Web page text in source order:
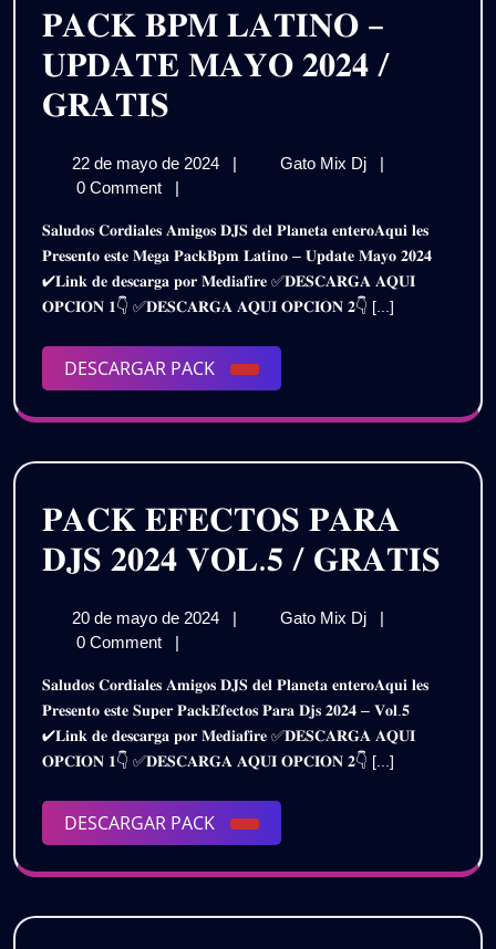
𝐏𝐀𝐂𝐊 𝐁𝐏𝐌 𝐋𝐀𝐓𝐈𝐍𝐎 –
𝐔𝐏𝐃𝐀𝐓𝐄 𝐌𝐀𝐘𝐎 𝟐𝟎𝟐𝟒 /
𝐆𝐑𝐀𝐓𝐈𝐒
𝐋𝐀𝐓𝐈𝐍𝐎
–
𝐔𝐏𝐃𝐀𝐓𝐄
𝐌𝐀𝐘𝐎
𝟐𝟎𝟐𝟒
/
𝐆𝐑𝐀𝐓𝐈𝐒
22 de mayo de 2024
22
de
2024
| Gato Mix Dj
𝐏𝐀𝐂𝐊
–
𝐔𝐏𝐃𝐀𝐓𝐄
𝐌𝐀𝐘𝐎
𝟐𝟎𝟐𝟒
|
0 Comment
|
𝐒𝐚𝐥𝐮𝐝𝐨𝐬 𝐂𝐨𝐫𝐝𝐢𝐚𝐥𝐞𝐬 𝐀𝐦𝐢𝐠𝐨𝐬 𝐃𝐉𝐒 𝐝𝐞𝐥 𝐏𝐥𝐚𝐧𝐞𝐭𝐚 𝐞𝐧𝐭𝐞𝐫𝐨𝐀𝐪𝐮𝐢 𝐥𝐞𝐬
𝐏𝐫𝐞𝐬𝐞𝐧𝐭𝐨 𝐞𝐬𝐭𝐞 𝐌𝐞𝐠𝐚 𝐏𝐚𝐜𝐤𝐁𝐩𝐦 𝐋𝐚𝐭𝐢𝐧𝐨 – 𝐔𝐩𝐝𝐚𝐭𝐞 𝐌𝐚𝐲𝐨 𝟐𝟎𝟐𝟒
✔𝐋𝐢𝐧𝐤 𝐝𝐞 𝐝𝐞𝐬𝐜𝐚𝐫𝐠𝐚 𝐩𝐨𝐫 𝐌𝐞𝐝𝐢𝐚𝐟𝐢𝐫𝐞 ✅𝐃𝐄𝐒𝐂𝐀𝐑𝐆𝐀 𝐀𝐐𝐔𝐈
𝐎𝐏𝐂𝐈𝐎𝐍 𝟏👇 ✅𝐃𝐄𝐒𝐂𝐀𝐑𝐆𝐀 𝐀𝐐𝐔𝐈 𝐎𝐏𝐂𝐈𝐎𝐍 𝟐👇 [...]
DESCARGAR PACK
DESCARGAR
PACK
𝐏𝐀𝐂𝐊 𝐄𝐅𝐄𝐂𝐓𝐎𝐒 𝐏𝐀𝐑𝐀
𝐃𝐉𝐒 𝟐𝟎𝟐𝟒 𝐕𝐎𝐋.𝟓 / 𝐆𝐑𝐀𝐓𝐈𝐒
20 de mayo de 2024
20
de
2024
| Gato Mix Dj
𝐏𝐀𝐂𝐊
𝐃𝐉𝐒
𝟐𝟎𝟐𝟒
𝐕𝐎𝐋.𝟓
|
0 Comment
|
𝐒𝐚𝐥𝐮𝐝𝐨𝐬 𝐂𝐨𝐫𝐝𝐢𝐚𝐥𝐞𝐬 𝐀𝐦𝐢𝐠𝐨𝐬 𝐃𝐉𝐒 𝐝𝐞𝐥 𝐏𝐥𝐚𝐧𝐞𝐭𝐚 𝐞𝐧𝐭𝐞𝐫𝐨𝐀𝐪𝐮𝐢 𝐥𝐞𝐬
𝐏𝐫𝐞𝐬𝐞𝐧𝐭𝐨 𝐞𝐬𝐭𝐞 𝐒𝐮𝐩𝐞𝐫 𝐏𝐚𝐜𝐤𝐄𝐟𝐞𝐜𝐭𝐨𝐬 𝐏𝐚𝐫𝐚 𝐃𝐣𝐬 𝟐𝟎𝟐𝟒 – 𝐕𝐨𝐥.𝟓
✔𝐋𝐢𝐧𝐤 𝐝𝐞 𝐝𝐞𝐬𝐜𝐚𝐫𝐠𝐚 𝐩𝐨𝐫 𝐌𝐞𝐝𝐢𝐚𝐟𝐢𝐫𝐞 ✅𝐃𝐄𝐒𝐂𝐀𝐑𝐆𝐀 𝐀𝐐𝐔𝐈
𝐎𝐏𝐂𝐈𝐎𝐍 𝟏👇 ✅𝐃𝐄𝐒𝐂𝐀𝐑𝐆𝐀 𝐀𝐐𝐔𝐈 𝐎𝐏𝐂𝐈𝐎𝐍 𝟐👇 [...]
DESCARGAR PACK
DESCARGAR
PACK